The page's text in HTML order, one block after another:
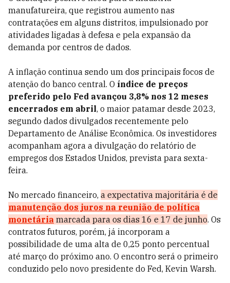
manufatureira, que registrou aumento nas
contratações em alguns distritos, impulsionado por
atividades ligadas à defesa e pela expansão da
demanda por centros de dados.
A inflação continua sendo um dos principais focos de
atenção do banco central. O índice de preços
preferido pelo Fed avançou 3,8% nos 12 meses
encerrados em abril, o maior patamar desde 2023,
segundo dados divulgados recentemente pelo
Departamento de Análise Econômica. Os investidores
acompanham agora a divulgação do relatório de
empregos dos Estados Unidos, prevista para sexta-
feira.
No mercado financeiro, a expectativa majoritária é de
manutenção dos juros na reunião de política
monetária marcada para os dias 16 e 17 de junho. Os
contratos futuros, porém, já incorporam a
possibilidade de uma alta de 0,25 ponto percentual
até março do próximo ano. O encontro será o primeiro
conduzido pelo novo presidente do Fed, Kevin Warsh.